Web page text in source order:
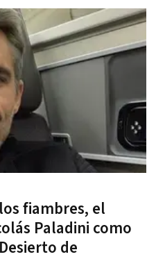
fiambres, el
Paladini como
de